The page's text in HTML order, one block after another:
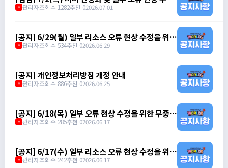
을 위한 점검 안내 (오전 7시 ~ 오전 10시)
M 관리자조회수 1282추천 02026.07.01
[공지] 6/29(월) 일부 리소스 오류 현상 수정을 위한
무중단 패치 안내 (오전 11시)
M 관리자조회수 534추천 02026.06.29
[공지] 개인정보처리방침 개정 안내
M 관리자조회수 886추천 02026.06.25
[공지] 6/18(목) 일부 오류 현상 수정을 위한 무중단
패치 안내 (오전 10시)
M 관리자조회수 285추천 02026.06.17
[공지] 6/17(수) 일부 리소스 오류 현상 수정을 위한
무중단 패치 안내 (오후 3시 ~ 오후 3시 10분)
M 관리자조회수 242추천 02026.06.17